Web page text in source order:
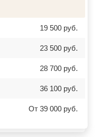
19 500 руб.
23 500 руб.
28 700 руб.
36 100 руб.
От 39 000 руб.